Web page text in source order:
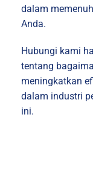
dalam
Anda.
Hubungi kami
tentang
meningkatkan
dalam industri
ini.